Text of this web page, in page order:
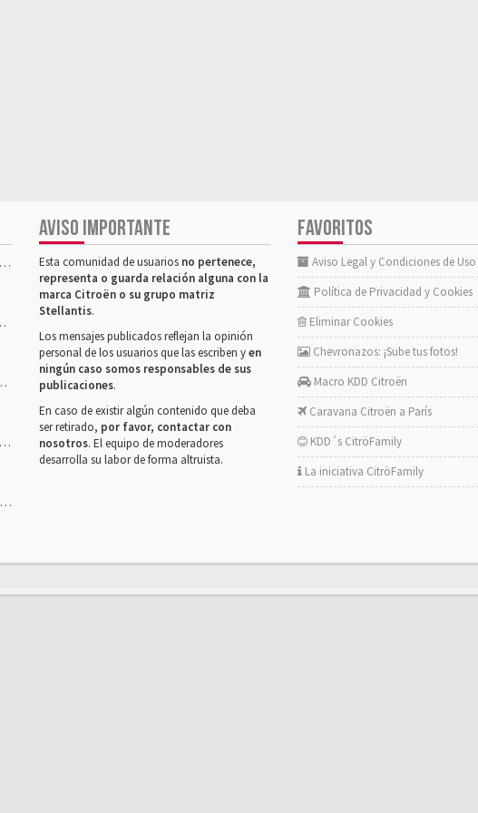
AVISO IMPORTANTE
Esta comunidad de usuarios no pertenece,
representa o guarda relación alguna con la
marca Citroën o su grupo matriz
Stellantis.
Los mensajes publicados reflejan la opinión
personal de los usuarios que las escriben yen
ningún caso somos responsables de sus
publicaciones.
En caso de existir algún contenido que deba
ser retirado, por favor, contactar con
nosotros. El equipo de moderadores
desarrolla su labor de forma altruista.
FAVORITOS
Aviso Legal y Condiciones de Uso
Política de Privacidad y Cookies
Eliminar Cookies
Chevronazos: ¡Sube tus fotos!
Macro KDD Citroën
Caravana Citroën a París
KDD´s CitröFamily
La iniciativa CitröFamily